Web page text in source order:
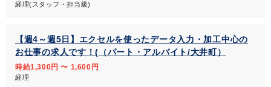
経理(スタッフ・担当級)
【週4～週5日】エクセルを使ったデータ入力・加工中心の
お仕事の求人です！(（パート・アルバイト/大井町）
時給1,300円 〜 1,600円
経理